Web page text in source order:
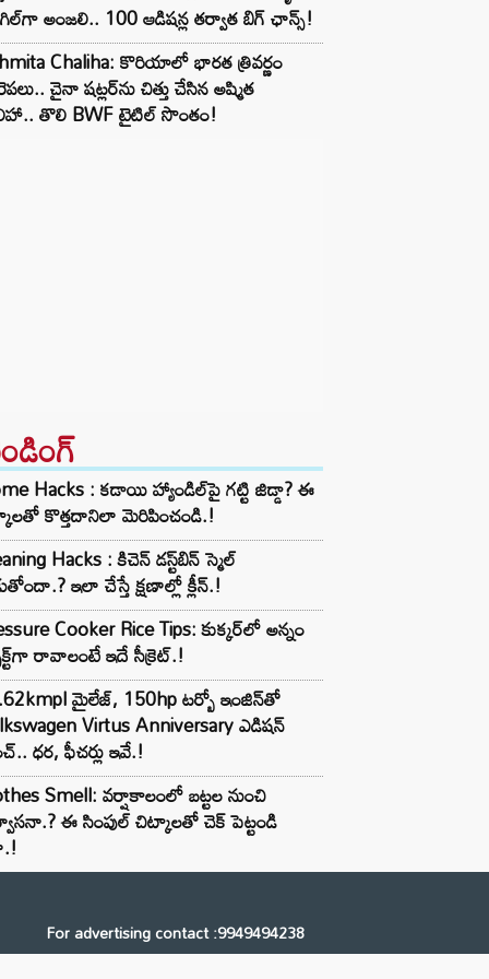
అంజలి.. 100 ఆడిషన్ల తర్వాత బిగ్ ఛాన్స్!
Chaliha: కొరియాలో భారత త్రివర్ణం
చైనా షట్లర్‌ను చిత్తు చేసిన అష్మిత
తొలి BWF టైటిల్ సొంతం!
Hacks : కడాయి హ్యాండిల్‌పై గట్టి జిడ్డా? ఈ
కొత్తదానిలా మెరిపించండి.!
Hacks : కిచెన్ డస్ట్‌బిన్ స్మెల్
ఇలా చేస్తే క్షణాల్లో క్లీన్.!
Cooker Rice Tips: కుక్కర్‌లో అన్నం
రావాలంటే ఇదే సీక్రెట్.!
మైలేజ్, 150hp టర్బో ఇంజిన్‌తో
Virtus Anniversary ఎడిషన్
ధర, ఫీచర్లు ఇవే.!
Smell: వర్షాకాలంలో బట్టల నుంచి
ఈ సింపుల్ చిట్కాలతో చెక్ పెట్టండి
For advertising contact :9949494238
Email: digital@ntvnetwork.com